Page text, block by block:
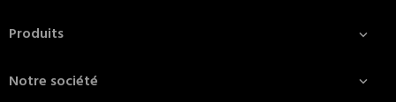
Produits 
Notre société 